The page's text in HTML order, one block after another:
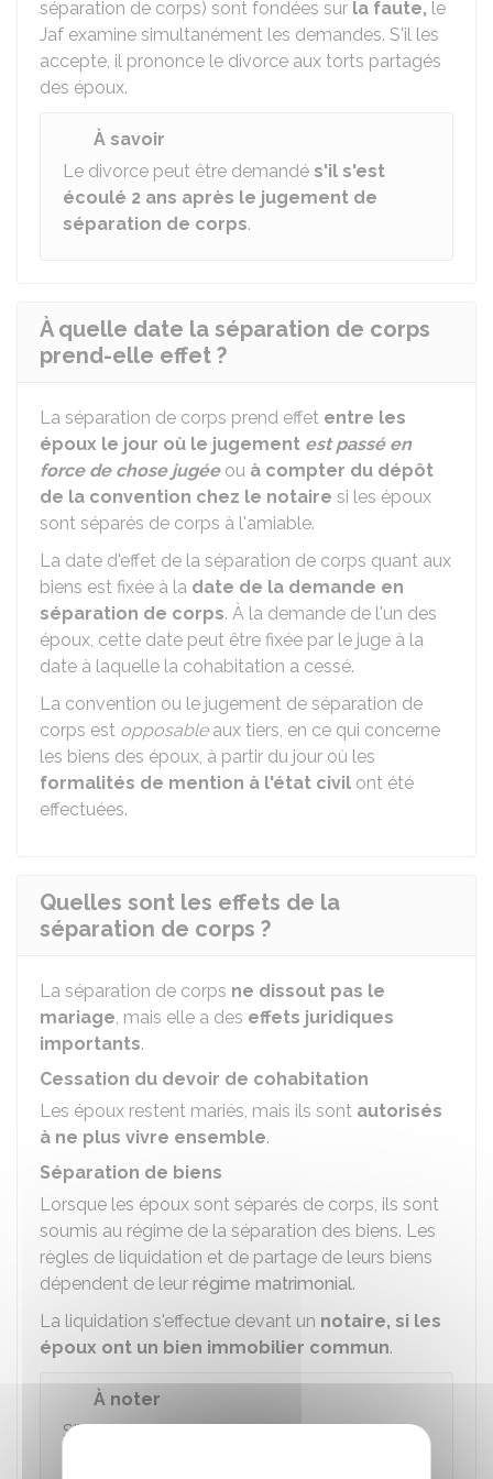
séparation de corps) sont fondées sur la faute, le
Jaf examine simultanément les demandes. S'il les
accepte, il prononce le divorce aux torts partagés
des époux.
À savoir
Le divorce peut être demandé s'il s'est
écoulé 2 ans après le jugement de
séparation de corps.
À quelle date la séparation de corps
prend-elle effet ?
La séparation de corps prend effet entre les
époux le jour où le jugement est passé en
force de chose jugée ou à compter du dépôt
de la convention chez le notaire si les époux
sont séparés de corps à l'amiable.
La date d'effet de la séparation de corps quant aux
biens est fixée à la date de la demande en
séparation de corps. À la demande de l'un des
époux, cette date peut être fixée par le juge à la
date à laquelle la cohabitation a cessé.
La convention ou le jugement de séparation de
corps est opposableaux tiers, en ce qui concerne
les biens des époux, à partir du jour où les
formalités de mention à l'état civil ont été
effectuées.
Quelles sont les effets de la
séparation de corps ?
La séparation de corps ne dissout pas le
mariage, mais elle a des effets juridiques
importants.
Cessation du devoir de cohabitation
Les époux restent mariés, mais ils sont autorisés
à ne plus vivre ensemble.
Séparation de biens
Lorsque les époux sont séparés de corps, ils sont
soumis au régime de la séparation des biens. Les
règles de liquidation et de partage de leurs biens
dépendent de leur régime matrimonial.
La liquidation s'effectue devant un notaire, si les
époux ont un bien immobilier commun.
À noter
S'ils sont mariés sous le régime de la